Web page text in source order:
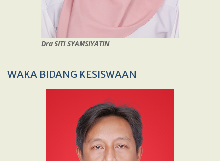
Dra SITI SYAMSIYATIN
WAKA BIDANG KESISWAAN